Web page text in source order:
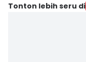
Tonton lebih seru di